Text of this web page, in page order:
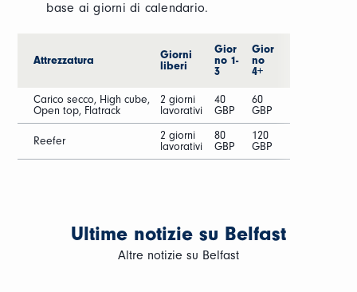
base ai giorni di calendario.
Attrezzatura
Giorni
liberi
Gior
no 1-
3
Gior
no
4+
Carico secco, High cube,
Open top, Flatrack
2 giorni
lavorativi
40
GBP
60
GBP
Reefer
2 giorni
lavorativi
80
GBP
120
GBP
Ultime notizie su Belfast
Altre notizie su Belfast